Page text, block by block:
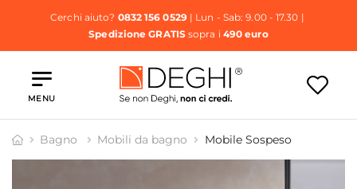
Cerchi aiuto? 0832 156 0529| Lun - Sab: 9.00 - 17.30 |
Spedizione GRATISsopra i 490 euro
MENU
Bagno Mobili da bagno Mobile Sospeso